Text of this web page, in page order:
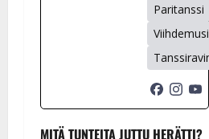
Paritanssi
MITÄ TUNTEITA JUTTU HERÄTTI?